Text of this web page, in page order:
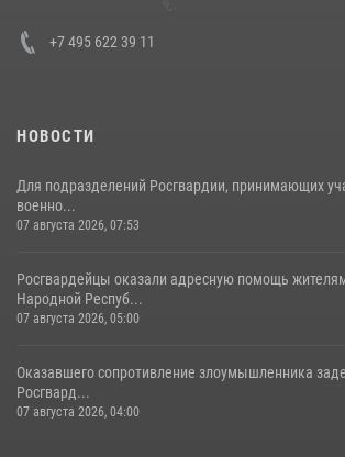
+7 495 622 39 11
НОВОСТИ
Для подразделений Росгвардии, принимающих
военно...
07 августа 2026, 07:53
Росгвардейцы оказали адресную помощь
Народной Респуб...
07 августа 2026, 05:00
Оказавшего сопротивление злоумышленника
Росгвард...
07 августа 2026, 04:00